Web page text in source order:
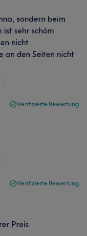
sondern beim
sehr schöm
nicht
an den Seiten nicht
Verifizierte Bewertung
Verifizierte Bewertung
Preis